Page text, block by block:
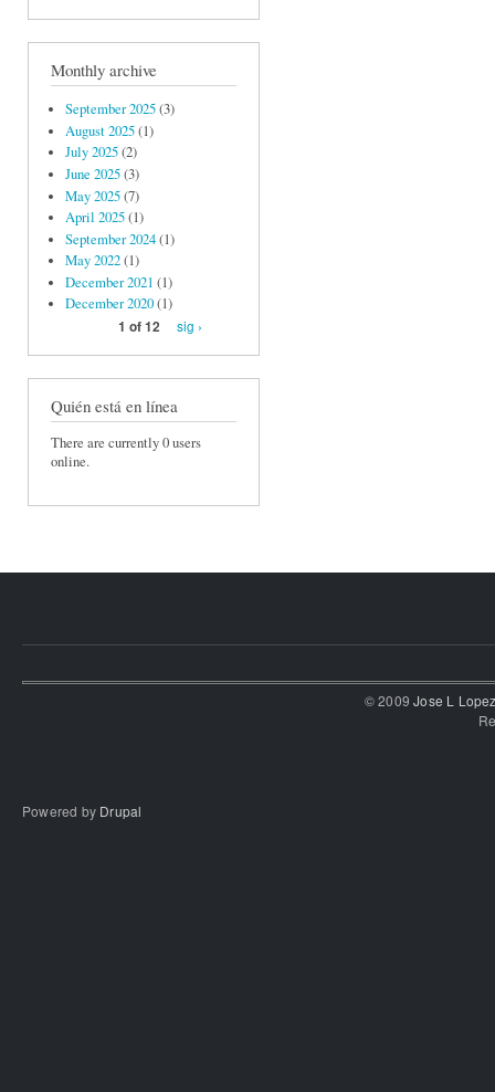
Monthly archive
September 2025(3)
August 2025(1)
July 2025(2)
June 2025(3)
May 2025(7)
April 2025(1)
September 2024(1)
May 2022(1)
December 2021 (1)
December 2020(1)
1 of 12
sig ›
Quién está en línea
There are currently 0 users
online.
© 2009Jose L
Powered by Drupal